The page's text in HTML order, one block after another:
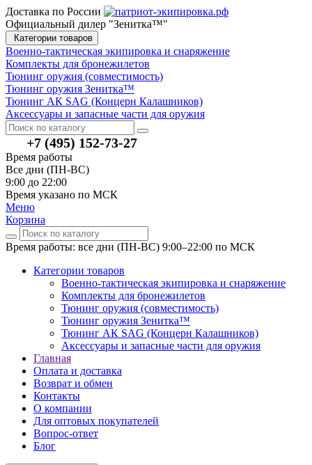
Доставка по России
Официальный дилер "Зенитка™"
Категории товаров
Военно-тактическая экипировка и снаряжение
Комплекты для бронежилетов
Тюнинг оружия (совместимость)
Тюнинг оружия Зенитка™
Тюнинг АК SAG (Концерн Калашников)
Аксессуары и запасные части для оружия
+7 (495) 152-73-27
Время работы
Все дни (ПН-ВС)
9:00 до 22:00
Время указано по МСК
Меню
Корзина
Время работы: все дни (ПН-ВС) 9:00–22:00 по МСК
Категории товаров
Военно-тактическая экипировка и снаряжение
Комплекты для бронежилетов
Тюнинг оружия (совместимость)
Тюнинг оружия Зенитка™
Тюнинг АК SAG (Концерн Калашников)
Аксессуары и запасные части для оружия
Главная
Оплата и доставка
Возврат и обмен
Контакты
О компании
Для оптовых покупателей
Вопрос-ответ
Блог